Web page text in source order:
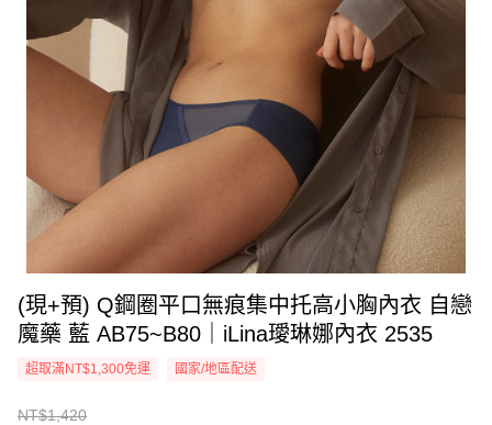
(現+預) Q鋼圈平口無痕集中托高小胸內衣 自戀
魔藥 藍 AB75~B80｜iLina璦琳娜內衣 2535
超取滿NT$1,300免運 國家/地區配送
NT$1,420